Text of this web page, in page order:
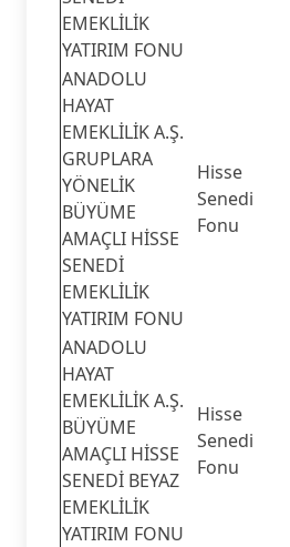
EMEKLİLİK
YATIRIM FONU
ANADOLU
HAYAT
EMEKLİLİK A.Ş.
GRUPLARA
YÖNELİK
BÜYÜME
AMAÇLI HİSSE
SENEDİ
EMEKLİLİK
YATIRIM FONU
Hisse
Senedi
Fonu
ANADOLU
HAYAT
EMEKLİLİK A.Ş.
BÜYÜME
AMAÇLI HİSSE
SENEDİ BEYAZ
EMEKLİLİK
YATIRIM FONU
Hisse
Senedi
Fonu